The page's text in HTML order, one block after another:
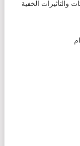
والتأثيرات الخفية